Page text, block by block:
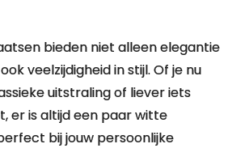
bieden niet alleen elegantie
veelzijdigheid in stijl. Of je nu
uitstraling of liever iets
er is altijd een paar witte
bij jouw persoonlijke